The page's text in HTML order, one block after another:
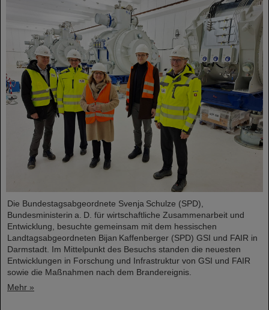
Die Bundestagsabgeordnete Svenja Schulze (SPD),
Bundesministerin a. D. für wirtschaftliche Zusammenarbeit und
Entwicklung, besuchte gemeinsam mit dem hessischen
Landtagsabgeordneten Bijan Kaffenberger (SPD) GSI und FAIR in
Darmstadt. Im Mittelpunkt des Besuchs standen die neuesten
Entwicklungen in Forschung und Infrastruktur von GSI und FAIR
sowie die Maßnahmen nach dem Brandereignis.
Mehr »